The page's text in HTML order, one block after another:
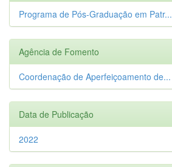
Programa de Pós-Graduação em Patr...
Agência de Fomento
Coordenação de Aperfeiçoamento de...
Data de Publicação
2022